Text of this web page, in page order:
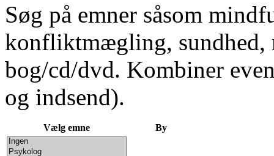
Søg på emner såsom
konfliktmægling, sundhed,
bog/cd/dvd. Kombiner
og indsend).
Vælg emne By